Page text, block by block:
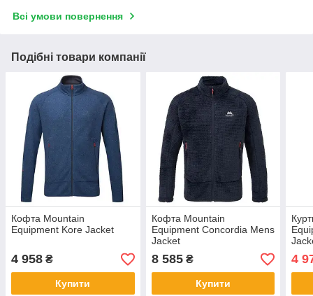
Всі умови повернення
Подібні товари компанії
Кофта Mountain
Equipment Kore Jacket
4 958 ₴
Купити
Кофта Mountain
Equipment Concordia Mens
Jacket
8 585₴
Купити
4